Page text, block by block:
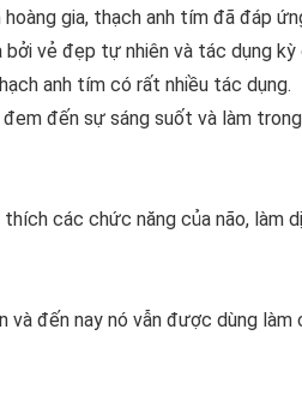
gia, thạch anh tím đã đáp
vẻ đẹp tự nhiên và tác dụng kỳ
anh tím có rất nhiều tác dụng.
đến sự sáng suốt và làm
các chức năng của não, làm
đến nay nó vẫn được dùng làm